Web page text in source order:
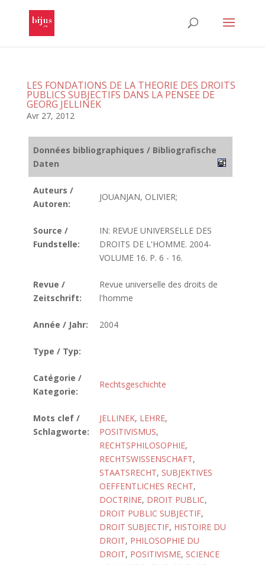
LES FONDATIONS DE LA THEORIE DES DROITS
PUBLICS SUBJECTIFS DANS LA PENSEE DE
GEORG JELLINEK
Avr 27, 2012
Données bibliographiques / Bibliografische
Daten
Auteurs /
Autoren:
JOUANJAN, OLIVIER;
Source /
Fundstelle:
IN: REVUE UNIVERSELLE DES
DROITS DE L'HOMME. 2004-
VOLUME 16. P. 6 - 16.
Revue /
Zeitschrift:
Revue universelle des droits de
l'homme
Année / Jahr: 2004
Type / Typ:
Catégorie /
Kategorie:
Rechtsgeschichte
Mots clef /
Schlagworte:
JELLINEK, LEHRE,
POSITIVISMUS,
RECHTSPHILOSOPHIE,
RECHTSWISSENSCHAFT,
STAATSRECHT, SUBJEKTIVES
OEFFENTLICHES RECHT,
DOCTRINE, DROIT PUBLIC,
DROIT PUBLIC SUBJECTIF,
DROIT SUBJECTIF, HISTOIRE DU
DROIT, PHILOSOPHIE DU
DROIT, POSITIVISME, SCIENCE